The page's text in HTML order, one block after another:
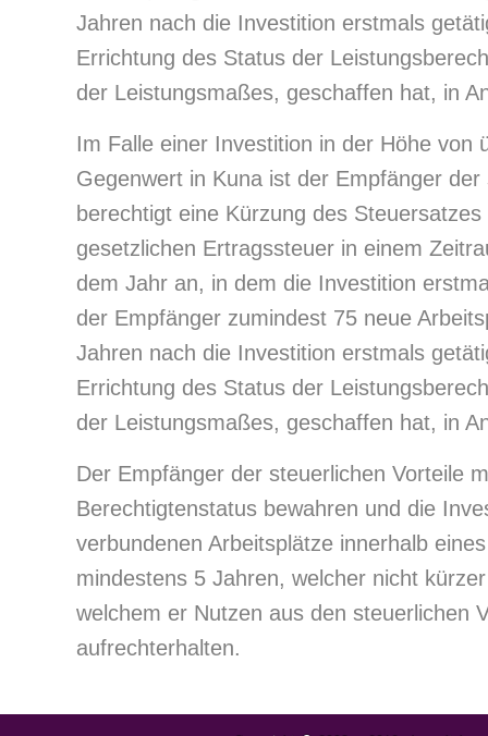
Jahren nach die Investition erstmals
Errichtung des Status der
der Leistungsmaßes, geschaffen hat, in
Im Falle einer Investition in der Höhe von
Gegenwert in Kuna ist der Empfänger der
berechtigt eine Kürzung des
gesetzlichen Ertragssteuer in einem
dem Jahr an, in dem die Investition
der Empfänger zumindest 75 neue
Jahren nach die Investition erstmals
Errichtung des Status der
der Leistungsmaßes, geschaffen hat, in
Der Empfänger der steuerlichen Vorteile
Berechtigtenstatus bewahren und die
verbundenen Arbeitsplätze innerhalb
mindestens 5 Jahren, welcher nicht
welchem er Nutzen aus den steuerlichen
aufrechterhalten.